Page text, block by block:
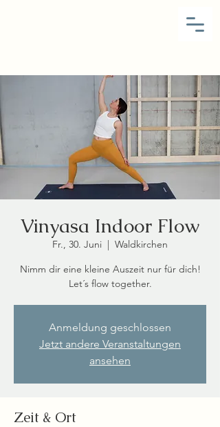
Vinyasa Indoor Flow
Fr., 30. Juni
  |
Waldkirchen
Nimm dir eine kleine Auszeit nur für dich!
Let´s flow together.
Anmeldung geschlossen
Jetzt andere Veranstaltungen
ansehen
Zeit & Ort